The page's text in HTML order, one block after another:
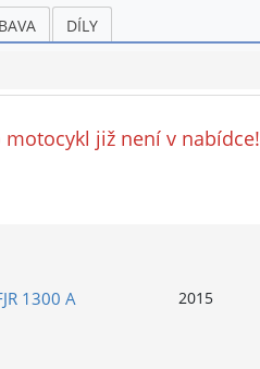
DÍLY
motocykl již není v nabídce!
1300 A 2015